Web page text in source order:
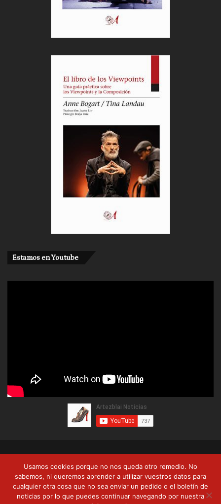
Estamos en Youtube
Política de privacidad
Términos y condiciones
Formas de pago
Envíos y devoluciones
Usamos cookies porque no nos queda otro remedio. No
sabemos, ni queremos aprender a utilizar vuestros datos para
cualquier otra cosa que no sea enviar un pedido o el boletín de
noticias por lo que puedes continuar navegando por nuestra